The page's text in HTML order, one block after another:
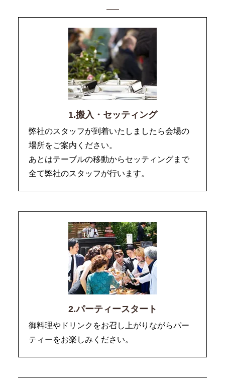
1.搬入・セッティング
弊社のスタッフが到着いたしましたら会場の
場所をご案内ください。
あとはテーブルの移動からセッティングまで
全て弊社のスタッフが行います。
2.パーティースタート
御料理やドリンクをお召し上がりながらパー
ティーをお楽しみください。